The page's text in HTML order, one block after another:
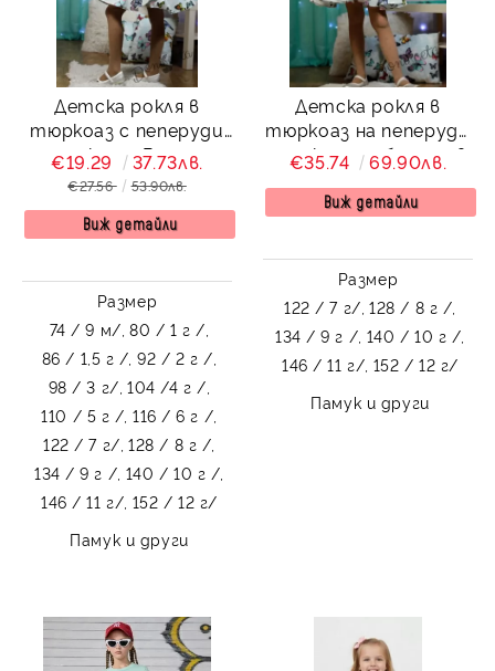
Детска рокля в
тюркоаз с пеперуди
тип клош Вилина
€19.29 37.73лв.
€27.56 53.90лв.
Виж детайли
Размер
74 / 9 м/, 80 / 1 г /,
86 / 1,5 г /, 92 / 2 г /,
98 / 3 г/, 104 /4 г /,
110 / 5 г /, 116 / 6 г /,
122 / 7 г/, 128 / 8 г /,
134 / 9 г /, 140 / 10 г /,
146 / 11 г/, 152 / 12 г/
Памук и други
Детска рокля в
тюркоаз на пеперуди
тип клош с болеро в
мента Вилина
€35.74 69.90лв.
Виж детайли
Размер
122 / 7 г/, 128 / 8 г /,
134 / 9 г /, 140 / 10 г /,
146 / 11 г/, 152 / 12 г/
Памук и други